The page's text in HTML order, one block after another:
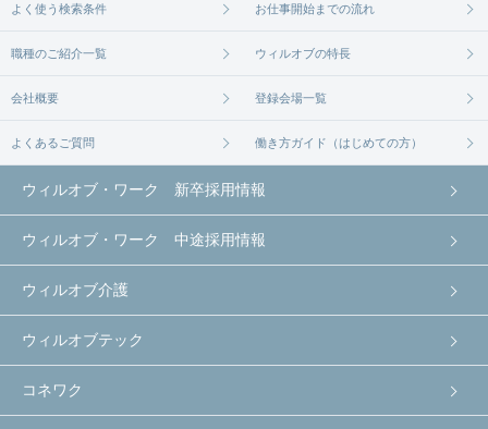
よく使う検索条件 お仕事開始までの流れ
職種のご紹介一覧 ウィルオブの特長
会社概要 登録会場一覧
よくあるご質問 働き方ガイド（はじめての方）
ウィルオブ・ワーク 新卒採用情報
ウィルオブ・ワーク 中途採用情報
ウィルオブ介護
ウィルオブテック
コネワク